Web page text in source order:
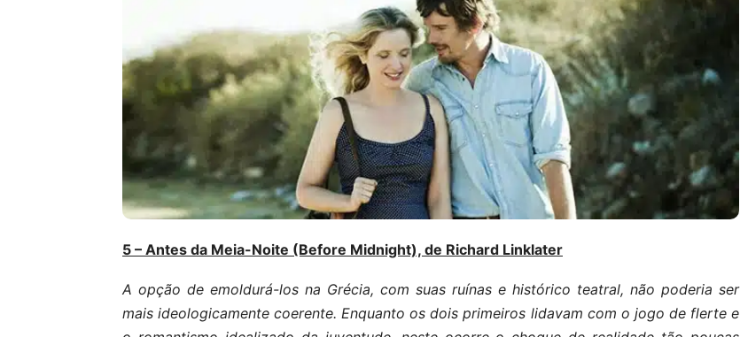
5 – Antes da Meia-Noite (Before Midnight), de Richard Linklater
A opção de emoldurá-los na Grécia, com suas ruínas e histórico teatral, não poderia ser
mais ideologicamente coerente. Enquanto os dois primeiros lidavam com o jogo de flerte e